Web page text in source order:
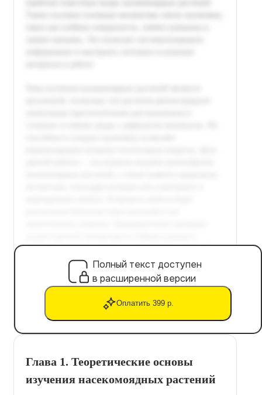
Полный текст доступен
в расширенной версии
Оплатить 399 р.
Глава 1. Теоретические основы
изучения насекомоядных растений